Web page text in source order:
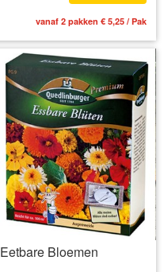
vanaf 2 pakken € 5,25 / Pak
Eetbare Bloemen